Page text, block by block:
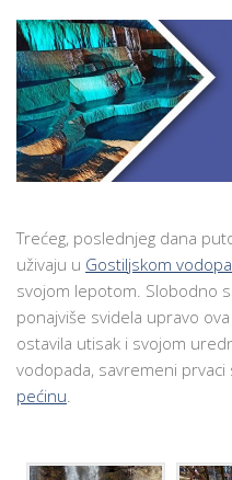
Trećeg, poslednjeg dana
uživaju u Gostiljskom
svojom lepotom. Slobodno
ponajviše svidela upravo
ostavila utisak i svojom
vodopada, savremeni
pećinu